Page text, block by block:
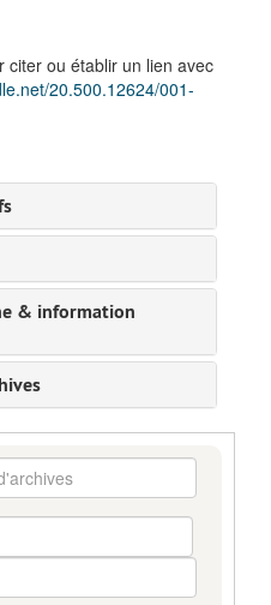
citer ou établir un lien avec
20.500.12624/001-
& information